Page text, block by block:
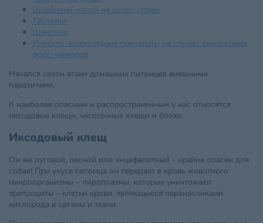
Ошейники, капли на холку, спреи
Таблетки
Шампуни
Инсекто-акарицидные препараты на случаи финансовых
форс-мажоров
Начался сезон атаки домашних питомцев внешними
паразитами.
К наиболее опасным и распространенным у нас относятся
иксодовые клещи, чесоточные клещи и блохи.
Иксодовый клещ
Он же луговой, лесной или энцефалитный - крайне опасен для
собак! При укусе питомца он передает в кровь животного
микроорганизмы – пироплазмы, которые уничтожают
эритроциты – клетки крови, являющиеся переносчиками
кислорода в органы и ткани.